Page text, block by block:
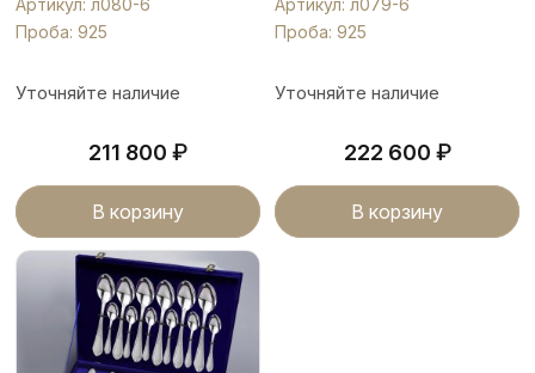
Проба: 925
Уточняйте наличие
211 800 ₽
В корзину
Проба: 925
Уточняйте наличие
222 600 ₽
В корзину